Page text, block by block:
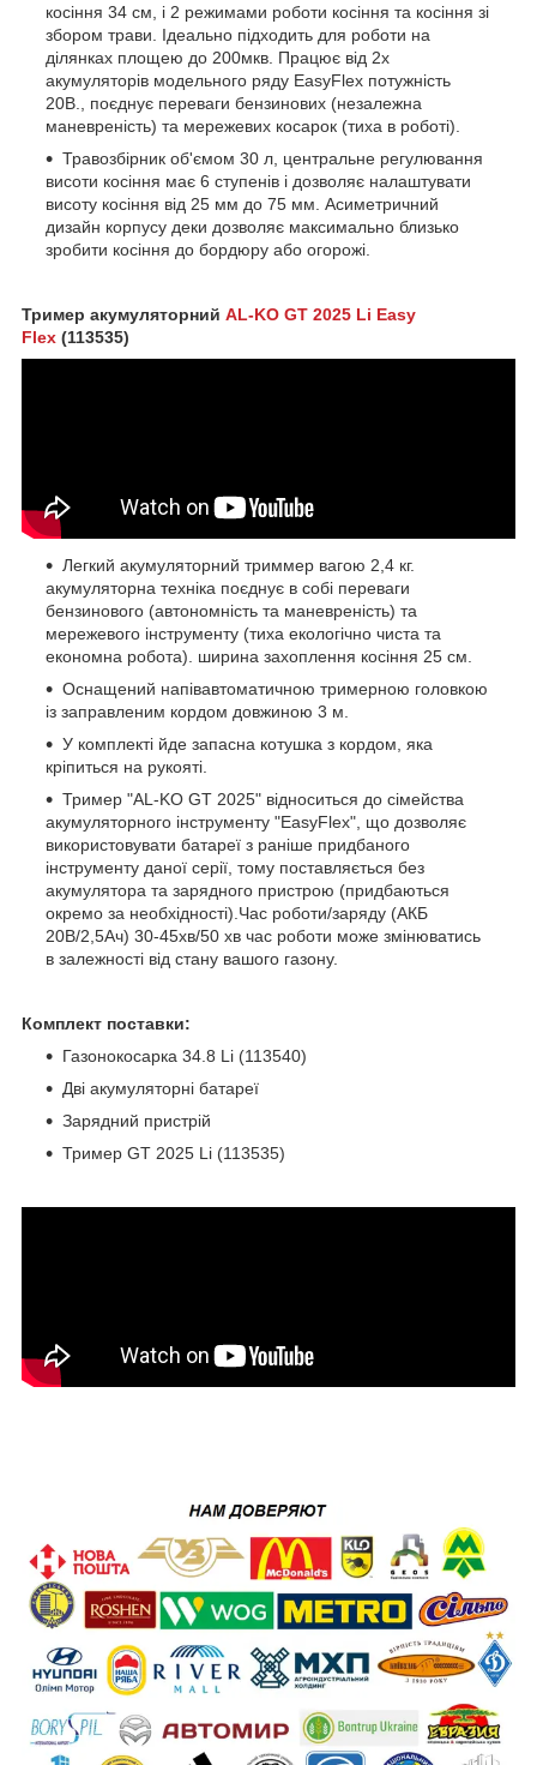
косіння 34 см, і 2 режимами роботи косіння та косіння зі
збором трави. Ідеально підходить для роботи на
ділянках площею до 200мкв. Працює від 2х
акумуляторів модельного ряду EasyFlex потужність
20В., поєднує переваги бензинових (незалежна
маневреність) та мережевих косарок (тиха в роботі).
Травозбірник об'ємом 30 л, центральне регулювання
висоти косіння має 6 ступенів і дозволяє налаштувати
висоту косіння від 25 мм до 75 мм. Асиметричний
дизайн корпусу деки дозволяє максимально близько
зробити косіння до бордюру або огорожі.
Тример акумуляторний AL-KO GT 2025 Li Easy
Flex (113535)
Легкий акумуляторний триммер вагою 2,4 кг.
акумуляторна техніка поєднує в собі переваги
бензинового (автономність та маневреність) та
мережевого інструменту (тиха екологічно чиста та
економна робота). ширина захоплення косіння 25 см.
Оснащений напівавтоматичною тримерною головкою
із заправленим кордом довжиною 3 м.
У комплекті йде запасна котушка з кордом, яка
кріпиться на рукояті.
Тример "AL-KO GT 2025" відноситься до сімейства
акумуляторного інструменту "EasyFlex", що дозволяє
використовувати батареї з раніше придбаного
інструменту даної серії, тому поставляється без
акумулятора та зарядного пристрою (придбаються
окремо за необхідності).Час роботи/заряду (АКБ
20В/2,5Ач) 30-45хв/50 хв час роботи може змінюватись
в залежності від стану вашого газону.
Комплект поставки:
Газонокосарка 34.8 Li (113540)
Дві акумуляторні батареї
Зарядний пристрій
Тример GT 2025 Li (113535)